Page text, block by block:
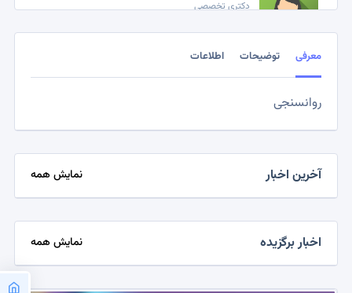
دکتری تخصصی
معرفی توضیحات اطلاعات
روانسنجی
آخرین اخبار نمایش همه
اخبار برگزیده نمایش همه